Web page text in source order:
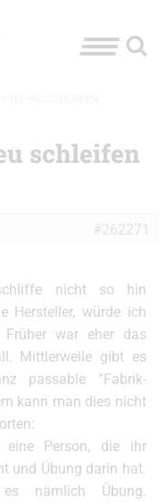
schleifen
#262271
nicht so hin
Hersteller, würde ich
war eher das
Mittlerweile gibt es
passable “Fabrik-
kann man dies nicht
Person, die ihr
und Übung darin hat.
nämlich Übung.